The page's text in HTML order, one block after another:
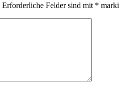
Erforderliche Felder sind mit *